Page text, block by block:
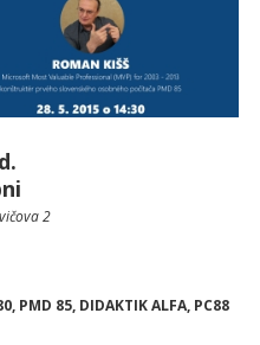
2
85, DIDAKTIK ALFA, PC88